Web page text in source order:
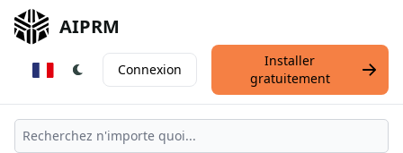
AIPRM
Connexion
Installer
gratuitement